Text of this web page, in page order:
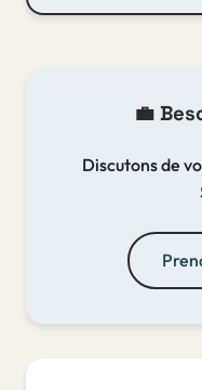
💼
Discutons de